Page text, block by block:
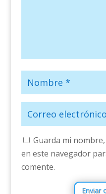
Guarda mi
en este navegador
comente.
Enviar